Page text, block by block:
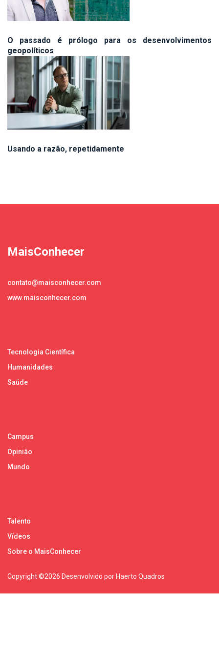
O passado é prólogo para os desenvolvimentos
geopolíticos
Usando a razão, repetidamente
MaisConhecer
contato@maisconhecer.com
www.maisconhecer.com
Tecnologia Científica
Humanidades
Saúde
Campus
Opinião
Mundo
Talento
Vídeos
Sobre o MaisConhecer
Copyright ©2026 Desenvolvido por Haerto Quadros